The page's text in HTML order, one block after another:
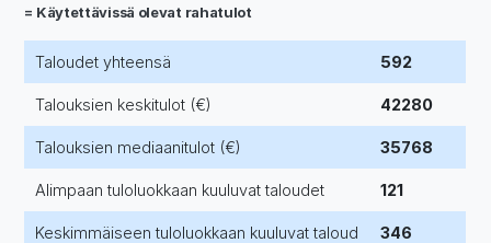
= Käytettävissä olevat rahatulot
Taloudet yhteensä 592
Talouksien keskitulot (€) 42280
Talouksien mediaanitulot (€) 35768
Alimpaan tuloluokkaan kuuluvat taloudet 121
Keskimmäiseen tuloluokkaan kuuluvat taloud
346